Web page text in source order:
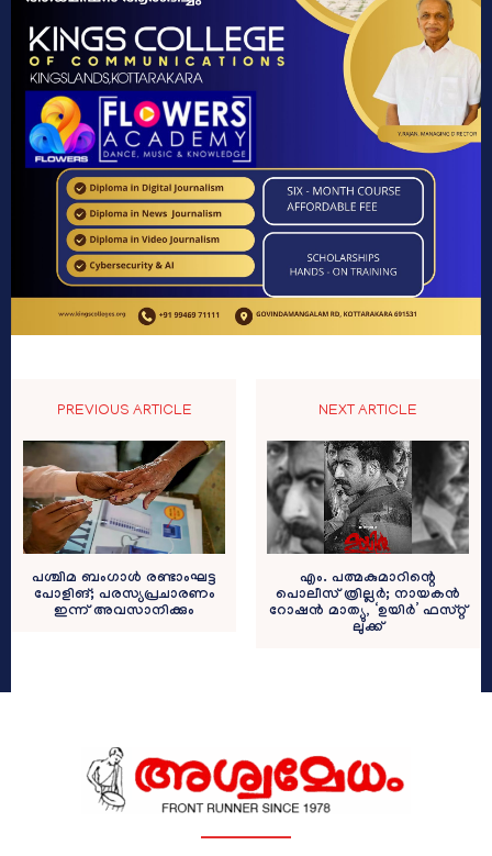
PREVIOUS ARTICLE
പശ്ചിമ ബംഗാൾ രണ്ടാംഘട്ട
പോളിങ്; പരസ്യപ്രചാരണം
ഇന്ന് അവസാനിക്കും
NEXT ARTICLE
എം. പത്മകുമാറിന്റെ
പൊലീസ് ത്രില്ലർ; നായകൻ
റോഷൻ മാത്യു, ‘ഉയിർ’ ഫസ്റ്റ്
ലുക്ക്